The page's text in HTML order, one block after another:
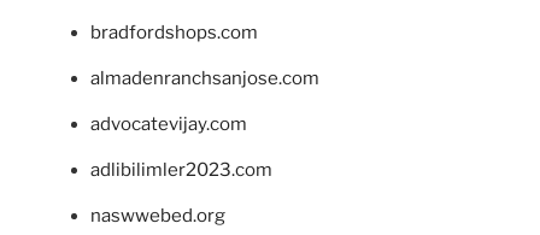
bradfordshops.com
almadenranchsanjose.com
advocatevijay.com
adlibilimler2023.com
naswwebed.org